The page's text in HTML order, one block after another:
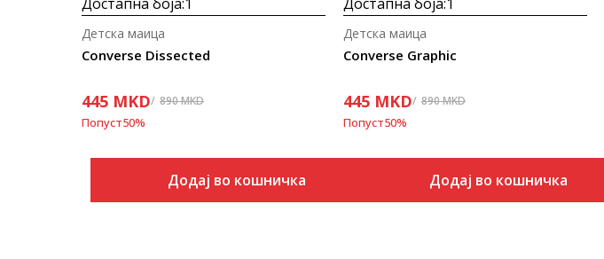
Converse Dissected
Детска маица
445 MKD 890MKD
Попуст50%
Додај во кошничка
Converse Graphic
Детска маица
445 MKD 890MKD
Попуст50%
Додај во кошничка